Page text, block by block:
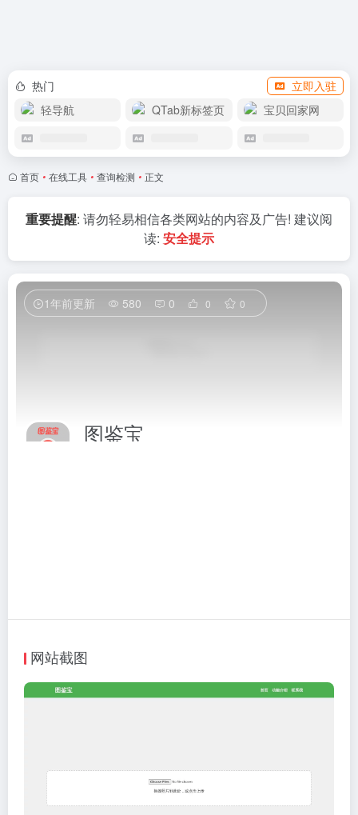
热门
立即入驻
轻导航
QTab新标签页 宝贝回家网
首页 • 在线工具 • 查询检测 • 正文
重要提醒: 请勿轻易相信各类网站的内容及广告! 建议阅
读: 安全提示
1年前更新 580 0 0 0
图鉴宝
网站截图